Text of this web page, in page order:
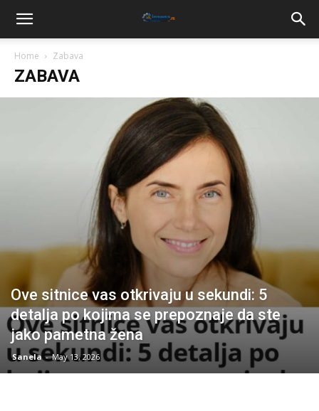
Home Zabava
ZABAVA
Ove sitnice vas otkrivaju u sekundi: 5
detalja po kojima se prepoznaje da ste
jako pametna žena
Sanela - May 13, 2026